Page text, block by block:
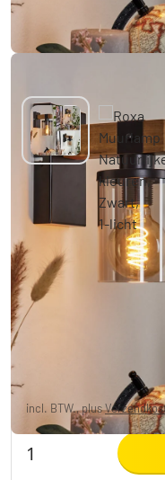
Roxa Muurlamp
1-licht
incl. BTW., plus